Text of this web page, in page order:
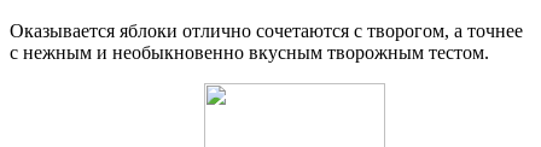
Оказывается яблоки отлично сочетаются с творогом, а точнее
с нежным и необыкновенно вкусным творожным тестом.